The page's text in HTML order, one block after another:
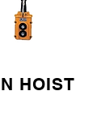
HOIST